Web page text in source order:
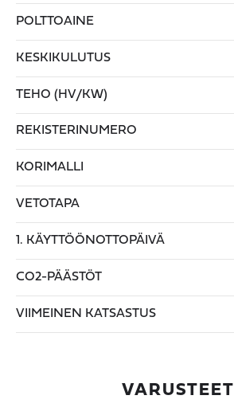
POLTTOAINE
KESKIKULUTUS
TEHO (HV/KW)
REKISTERINUMERO
KORIMALLI
VETOTAPA
1. KÄYTTÖÖNOTTOPÄIVÄ
CO2-PÄÄSTÖT
VIIMEINEN KATSASTUS
VARUSTEET